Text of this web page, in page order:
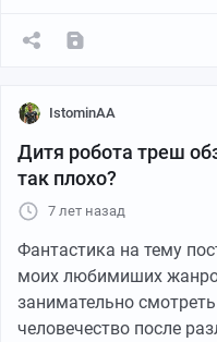
IstominAA
Дитя робота треш
так плохо?
7 лет назад
Фантастика на тему
моих любимиших
занимательно
человечество после